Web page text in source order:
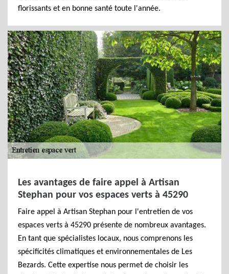
florissants et en bonne santé toute l'année.
Les avantages de faire appel à Artisan
Stephan pour vos espaces verts à 45290
Faire appel à Artisan Stephan pour l'entretien de vos
espaces verts à 45290 présente de nombreux avantages.
En tant que spécialistes locaux, nous comprenons les
spécificités climatiques et environnementales de Les
Bezards. Cette expertise nous permet de choisir les